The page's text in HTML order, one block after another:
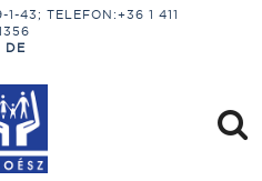
43; TELEFON:+36 1 411
DE